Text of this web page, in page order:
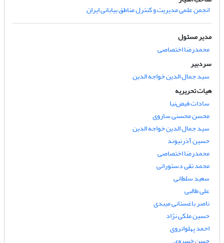
انجمن علمی مدیریت و کنترل مناطق بیابانی ایران
مدیر مسئول
محمدرضا اختصاصی
سردبیر
سید جمال الدین خواجه الدین
هیات تحریریه
سادات فیض‌نیا
محسن محسنی ساروی
سید جمال الدین خواجه الدین
حسین آذرنیوند
محمدرضا اختصاصی
محمد تقی دستورانی
سعید سلطانی
علی طالبی
ناصر باغستانی میبدی
حسین ملکی نژاد
احمد پهلوانروی